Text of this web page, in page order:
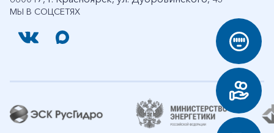
МЫ В СОЦСЕТЯХ